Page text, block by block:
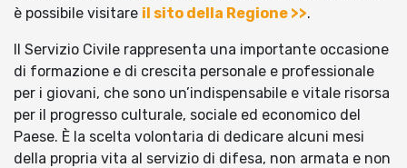
è possibile visitare il sito della Regione >>.
Il Servizio Civile rappresenta una importante occasione
di formazione e di crescita personale e professionale
per i giovani, che sono un’indispensabile e vitale risorsa
per il progresso culturale, sociale ed economico del
Paese. È la scelta volontaria di dedicare alcuni mesi
della propria vita al servizio di difesa, non armata e non